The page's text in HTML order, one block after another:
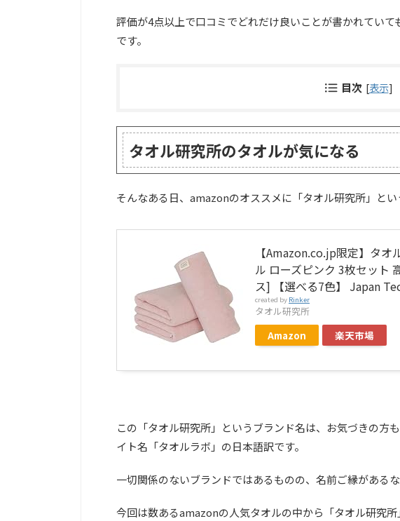
評価が4点以上で口コミでどれだけ良いことが書かれてい
です。
目次 [表示]
タオル研究所のタオルが気になる
そんなある日、amazonのオススメに「タオル研究所」と
【Amazon.co.jp限定】タ
ル ローズピンク 3枚セット
ス] 【選べる7色】 Japan
created by Rinker
タオル研究所
Amazon 楽天市場
この「タオル研究所」というブランド名は、お気づきの方
イト名「タオルラボ」の日本語訳です。
一切関係のないブランドではあるものの、名前ご縁がある
今回は数あるamazonの人気タオルの中から「タオル研究所